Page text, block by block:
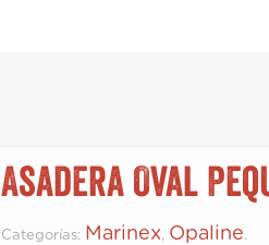
Asadera Oval
Categorías: Marinex, Opaline.